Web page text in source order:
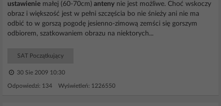
ustawienie małej (60-70cm) anteny nie jest możliwe. Choć wskoczy
obraz i większość jest w pełni szczęścia bo nie śnieży ani nie ma
odbić to w gorszą pogodę jesienno-zimową zemści się gorszym
odbiorem, szatkowaniem obrazu na niektorych...
SAT Początkujący
30 Sie 2009 10:30
Odpowiedzi: 134 Wyświetleń: 1226550